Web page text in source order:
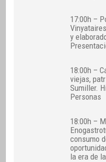
17:00h –
y
18:00h –
viejas,
Sumiller.
Personas
18:00h –
consumo
la era de